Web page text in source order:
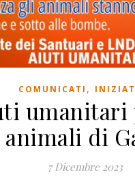
COMUNICATI ,
umanitari
animali di
7 Dicembre 2023